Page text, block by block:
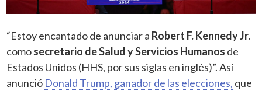
“Estoy encantado de anunciar a Robert F. Kennedy Jr.
comosecretario de Salud y Servicios Humanos de
Estados Unidos (HHS, por sus siglas en inglés)”. Así
anunció Donald Trump, ganador de las elecciones, que